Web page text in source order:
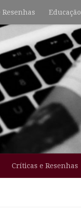
Educação
Críticas e Resenhas